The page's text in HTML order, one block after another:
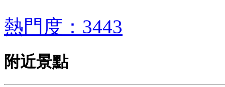
熱門度：3443
附近景點